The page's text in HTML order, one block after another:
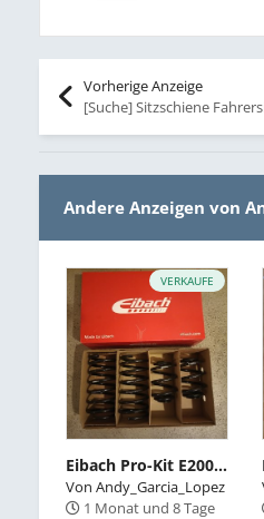
Vorherige Anzeige
[Suche] Sitzschiene
Andere Anzeigen von
VERKAUFE
Eibach Pro-Kit E2003-240
VonAndy_Garcia_Lopez
1 Monat und 8 Tage